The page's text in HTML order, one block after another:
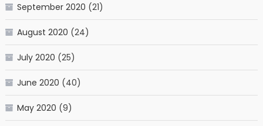
September 2020 (21)
August 2020 (24)
July 2020 (25)
June 2020 (40)
May 2020 (9)